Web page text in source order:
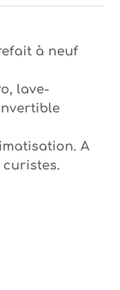
à neuf
lave-
A
curistes.